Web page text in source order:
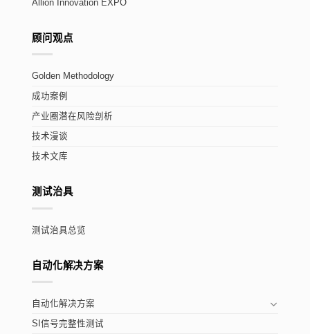
Allion Innovation EXPO
顾问观点
Golden Methodology
成功案例
产业圈潜在风险剖析
技术漫谈
技术文库
测试治具
测试治具总览
自动化解决方案
自动化解决方案
SI信号完整性测试